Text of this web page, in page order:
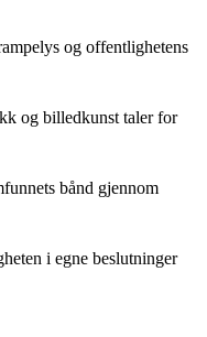
og offentlighetens
og billedkunst taler for
bånd gjennom
i egne beslutninger